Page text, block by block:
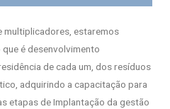
multiplicadores, estaremos
é desenvolvimento
de cada um, dos resíduos
adquirindo a capacitação para
etapas de Implantação da gestão